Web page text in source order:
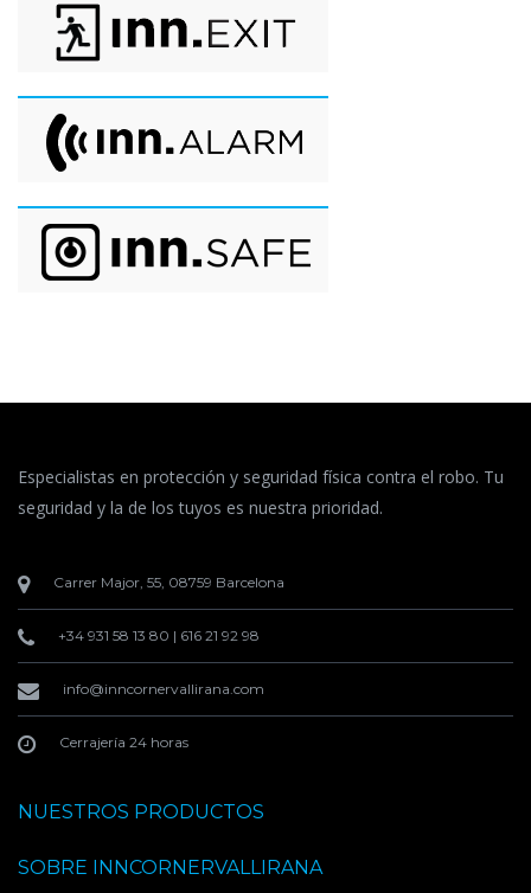
Especialistas en protección y seguridad física contra el robo. Tu
seguridad y la de los tuyos es nuestra prioridad.
Carrer Major, 55, 08759 Barcelona
+34 931 58 13 80 | 616 21 92 98
info@inncornervallirana.com
Cerrajería 24 horas
NUESTROS PRODUCTOS
SOBRE INNCORNERVALLIRANA